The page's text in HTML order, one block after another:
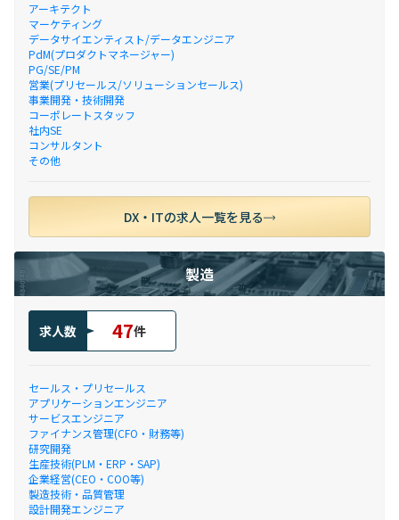
アーキテクト
マーケティング
データサイエンティスト/データエンジニア
PdM(プロダクトマネージャー)
PG/SE/PM
営業(プリセールス/ソリューションセールス)
事業開発・技術開発
コーポレートスタッフ
社内SE
コンサルタント
その他
DX・ITの求人一覧を見る
製造
求人数 47件
セールス・プリセールス
アプリケーションエンジニア
サービスエンジニア
ファイナンス管理(CFO・財務等)
研究開発
生産技術(PLM・ERP・SAP)
企業経営(CEO・COO等)
製造技術・品質管理
設計開発エンジニア